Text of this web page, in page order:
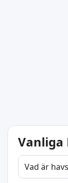
Vanliga
Vad är